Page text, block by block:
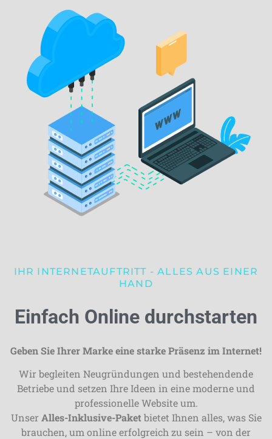
IHR INTERNETAUFTRITT - ALLES AUS EINER
HAND
Einfach Online durchstarten
Geben Sie Ihrer Marke eine starke Präsenz im Internet!
Wir begleiten Neugründungen und bestehendende
Betriebe und setzen Ihre Ideen in eine moderne und
professionelle Website um.
Unser Alles-Inklusive-Paket bietet Ihnen alles, was Sie
brauchen, um online erfolgreich zu sein – von der